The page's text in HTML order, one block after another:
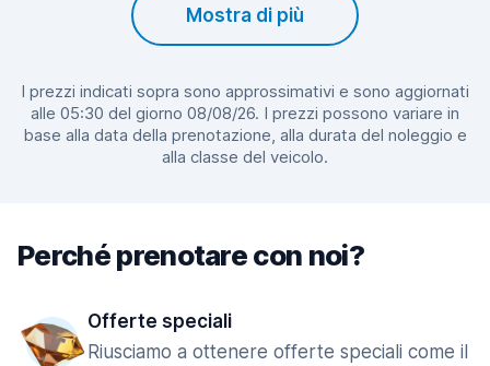
Mostra di più
I prezzi indicati sopra sono approssimativi e sono aggiornati
alle 05:30 del giorno 08/08/26. I prezzi possono variare in
base alla data della prenotazione, alla durata del noleggio e
alla classe del veicolo.
Perché prenotare con noi?
Offerte speciali
Riusciamo a ottenere offerte speciali come il